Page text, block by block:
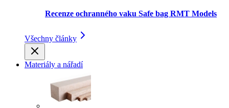
Recenze ochranného vaku Safe bag RMT Models
Všechny články
Materiály a nářadí